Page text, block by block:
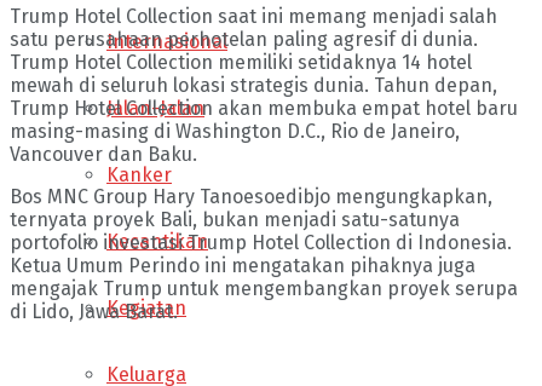
Internasional
Jalan-Jalan
Kanker
Kecantikan
Kegiatan
Keluarga
Trump Hotel Collection saat ini memang menjadi salah
satu perusahaan perhotelan paling agresif di dunia.
Trump Hotel Collection memiliki setidaknya 14 hotel
mewah di seluruh lokasi strategis dunia. Tahun depan,
Trump Hotel Collection akan membuka empat hotel baru
masing-masing di Washington D.C., Rio de Janeiro,
Vancouver dan Baku.
Bos MNC Group Hary Tanoesoedibjo mengungkapkan,
ternyata proyek Bali, bukan menjadi satu-satunya
portofolio investasi Trump Hotel Collection di Indonesia.
Ketua Umum Perindo ini mengatakan pihaknya juga
mengajak Trump untuk mengembangkan proyek serupa
di Lido, Jawa Barat.